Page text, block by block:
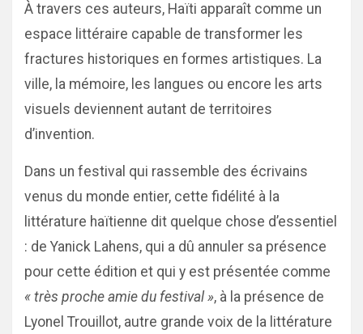
À travers ces auteurs, Haïti apparaît comme un
espace littéraire capable de transformer les
fractures historiques en formes artistiques. La
ville, la mémoire, les langues ou encore les arts
visuels deviennent autant de territoires
d’invention.
Dans un festival qui rassemble des écrivains
venus du monde entier, cette fidélité à la
littérature haïtienne dit quelque chose d’essentiel
: de Yanick Lahens, qui a dû annuler sa présence
pour cette édition et qui y est présentée comme
« très proche amie du festival », à la présence de
Lyonel Trouillot, autre grande voix de la littérature